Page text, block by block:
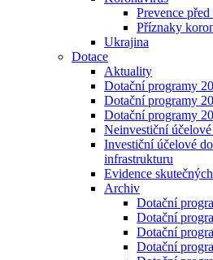
Prevence
Příznaky
Ukrajina
Dotace
Aktuality
Dotační programy
Dotační programy
Dotační programy
Neinvestiční účelové
Investiční účelové
infrastrukturu
Evidence
Archiv
Dotační
Dotační
Dotační
Dotační